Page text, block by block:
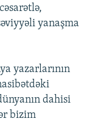
yanaşma
yazarlarının
dahisi
bizim